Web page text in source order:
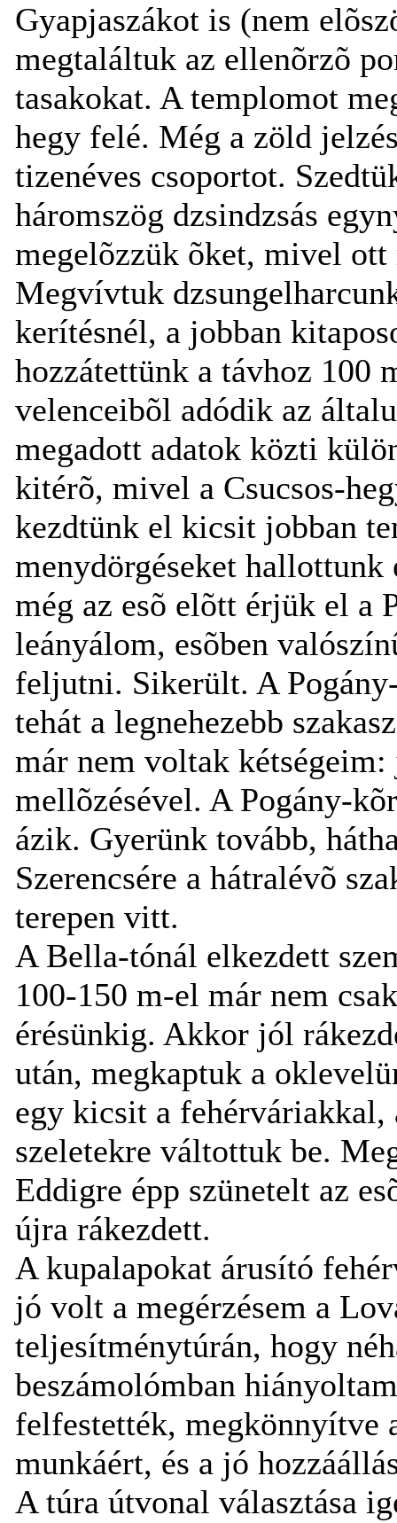
Gyapjaszákot is (nem
megtaláltuk az ellenõrzõ
tasakokat. A templomot
hegy felé. Még a zöld
tizenéves csoportot.
háromszög dzsindzsás
megelõzzük õket, mivel
Megvívtuk
kerítésnél, a jobban
hozzátettünk a távhoz 100
velenceibõl adódik az
megadott adatok közti
kitérõ, mivel a Csucsos-
kezdtünk el kicsit jobban
menydörgéseket
még az esõ elõtt érjük el a
leányálom, esõben
feljutni. Sikerült. A
tehát a legnehezebb
már nem voltak
mellõzésével. A Pogány-
ázik. Gyerünk tovább,
Szerencsére a hátralévõ
terepen vitt.
A Bella-tónál elkezdett
100-150 m-el már nem
érésünkig. Akkor jól
után, megkaptuk a
egy kicsit a
szeletekre váltottuk be.
Eddigre épp szünetelt az
újra rákezdett.
A kupalapokat árusító
jó volt a megérzésem a
teljesítménytúrán, hogy
beszámolómban
felfestették, megkönnyítve
munkáért, és a jó
A túra útvonal választása